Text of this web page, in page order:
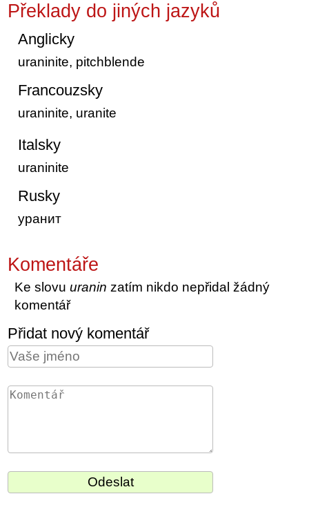
Překlady do jiných jazyků
Anglicky
uraninite, pitchblende
Francouzsky
uraninite, uranite
Italsky
uraninite
Rusky
уранит
Komentáře
Ke slovuuranin zatím nikdo nepřidal žádný
komentář
Přidat nový komentář